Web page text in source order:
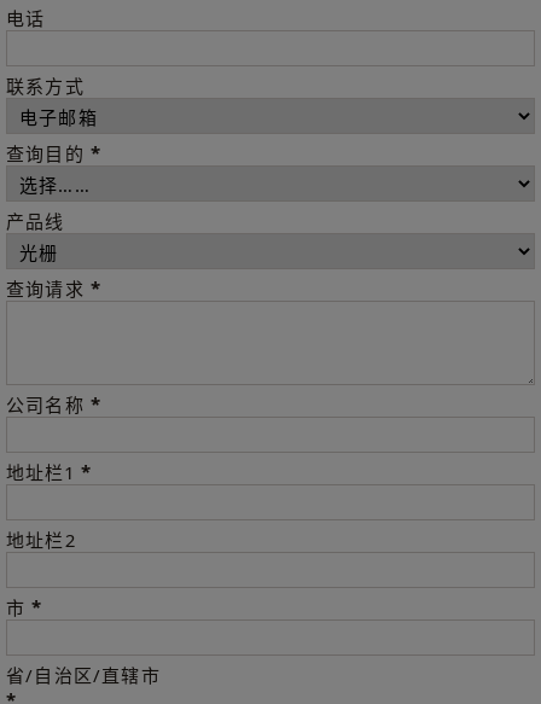
电话
联系方式
查询目的 *
产品线
查询请求 *
公司名称 *
地址栏1 *
地址栏2
市*
省/自治区/直辖市
*